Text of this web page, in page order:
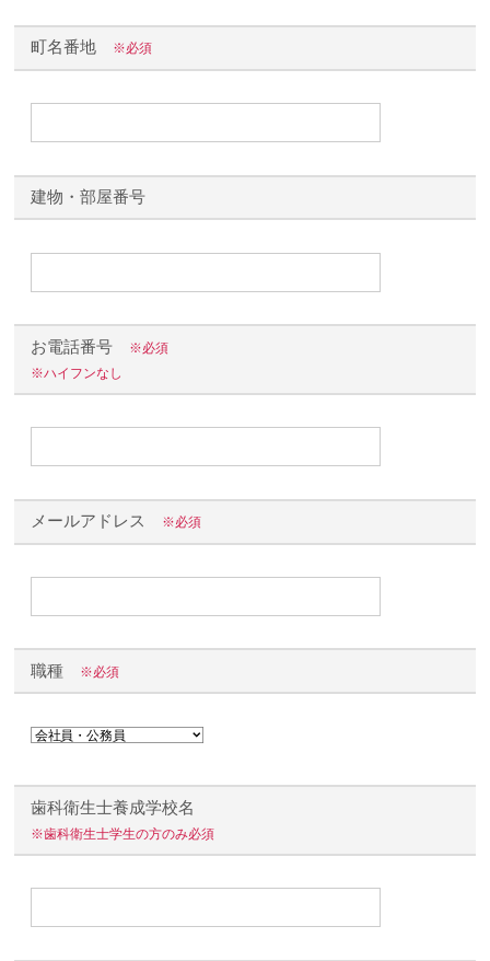
町名番地 ※必須
建物・部屋番号
お電話番号
※必須
※ハイフンなし
メールアドレス ※必須
職種 ※必須
歯科衛生士養成学校名
※歯科衛生士学生の方のみ必須